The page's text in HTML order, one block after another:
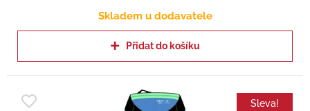
Skladem u dodavatele
Přidat do košíku
Sleva!